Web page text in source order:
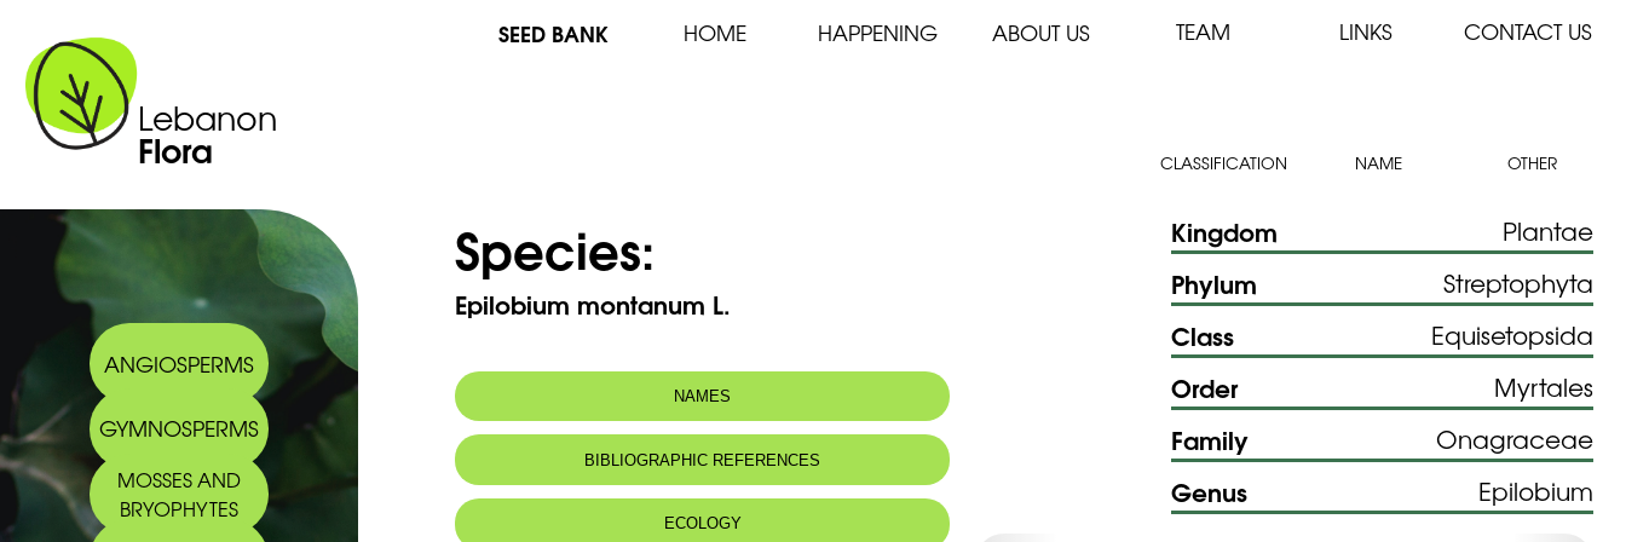
Lebanon
Flora
SEED BANK HOME HAPPENING ABOUT US TEAM LINKS CONTACT US
CLASSIFICATION NAME OTHER
ANGIOSPERMS
GYMNOSPERMS
MOSSES AND
BRYOPHYTES
Species:
Epilobium montanum L.
NAMES
BIBLIOGRAPHIC REFERENCES
ECOLOGY
Kingdom Plantae
Phylum Streptophyta
Class Equisetopsida
Order Myrtales
Family Onagraceae
Genus Epilobium